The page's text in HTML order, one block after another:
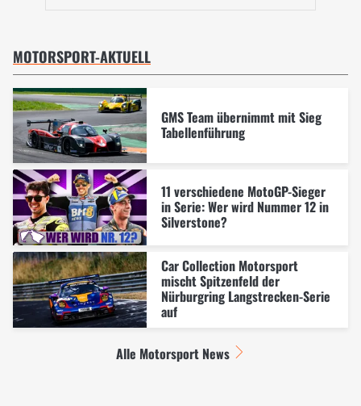
MOTORSPORT-AKTUELL
GMS Team übernimmt mit Sieg
Tabellenführung
11 verschiedene MotoGP-Sieger
in Serie: Wer wird Nummer 12 in
Silverstone?
Car Collection Motorsport
mischt Spitzenfeld der
Nürburgring Langstrecken-Serie
auf
Alle Motorsport News